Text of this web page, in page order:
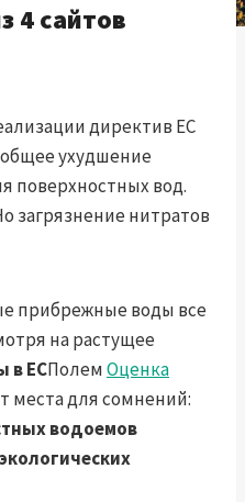
4 сайтов
директив ЕС
ухудшение
поверхностных вод.
загрязнение нитратов
прибрежные воды все
на растущее
в ЕСПолемОценка
места для сомнений:
водоемов